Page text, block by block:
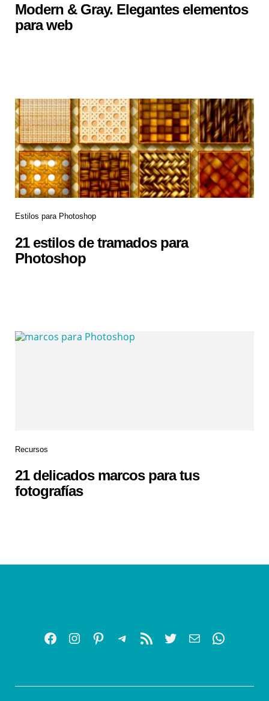
Modern & Gray. Elegantes elementos
para web
Estilos para Photoshop
21 estilos de tramados para
Photoshop
Recursos
21 delicados marcos para tus
fotografías